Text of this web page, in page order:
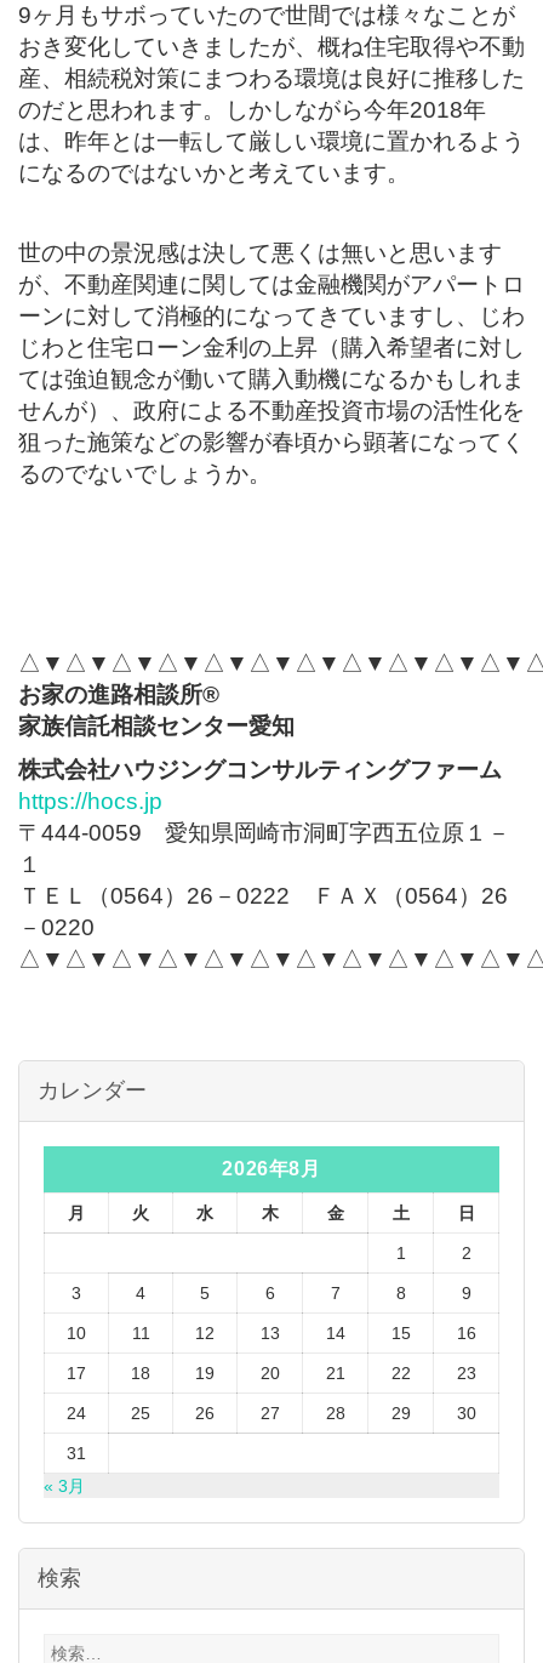
9ヶ月もサボっていたので世間では様々なことが
おき変化していきましたが、概ね住宅取得や不動
産、相続税対策にまつわる環境は良好に推移した
のだと思われます。しかしながら今年2018年
は、昨年とは一転して厳しい環境に置かれるよう
になるのではないかと考えています。
世の中の景況感は決して悪くは無いと思います
が、不動産関連に関しては金融機関がアパートロ
ーンに対して消極的になってきていますし、じわ
じわと住宅ローン金利の上昇（購入希望者に対し
ては強迫観念が働いて購入動機になるかもしれま
せんが）、政府による不動産投資市場の活性化を
狙った施策などの影響が春頃から顕著になってく
るのでないでしょうか。
お家の進路相談所®
家族信託相談センター愛知
株式会社ハウジングコンサルティングファーム
https://hocs.jp
〒444-0059 愛知県岡崎市洞町字西五位原１－
１
ＴＥＬ（0564）26－0222 ＦＡＸ（0564）26
－0220
カレンダー
2026年8月
月 火 水 木 金 土 日
1 2
3 4 5 6 7 8 9
10 11 12 13 14 15 16
17 18 19 20 21 22 23
24 25 26 27 28 29 30
31
« 3月
検索
検